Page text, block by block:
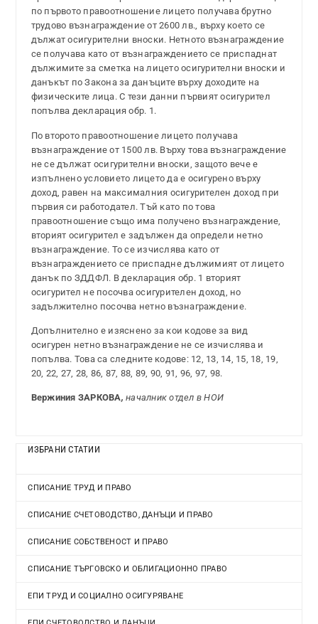
по първото правоотношение лицето получава брутно
трудово възнаграждение от 2600 лв., върху което се
дължат осигурителни вноски. Нетното възнаграждение
се получава като от възнаграждението се приспаднат
дължимите за сметка на лицето осигурителни вноски и
данъкът по Закона за данъците върху доходите на
физическите лица. С тези данни първият осигурител
попълва декларация обр. 1.
По второто правоотношение лицето получава
възнаграждение от 1500 лв. Върху това възнаграждение
не се дължат осигурителни вноски, защото вече е
изпълнено условието лицето да е осигурено върху
доход, равен на максималния осигурителен доход при
първия си работодател. Тъй като по това
правоотношение също има получено възнаграждение,
вторият осигурител е задължен да определи нетно
възнаграждение. То се изчислява като от
възнаграждението се приспадне дължимият от лицето
данък по ЗДДФЛ. В декларация обр. 1 вторият
осигурител не посочва осигурителен доход, но
задължително посочва нетно възнаграждение.
Допълнително е изяснено за кои кодове за вид
осигурен нетно възнаграждение не се изчислява и
попълва. Това са следните кодове: 12, 13, 14, 15, 18, 19,
20, 22, 27, 28, 86, 87, 88, 89, 90, 91, 96, 97, 98.
Вержиния ЗАРКОВА,началник отдел в НОИ
ИЗБРАНИ СТАТИИ
СПИСАНИЕ ТРУД И ПРАВО
СПИСАНИЕ СЧЕТОВОДСТВО, ДАНЪЦИ И ПРАВО
СПИСАНИЕ СОБСТВЕНОСТ И ПРАВО
СПИСАНИЕ ТЪРГОВСКО И ОБЛИГАЦИОННО ПРАВО
ЕПИ ТРУД И СОЦИАЛНО ОСИГУРЯВАНЕ